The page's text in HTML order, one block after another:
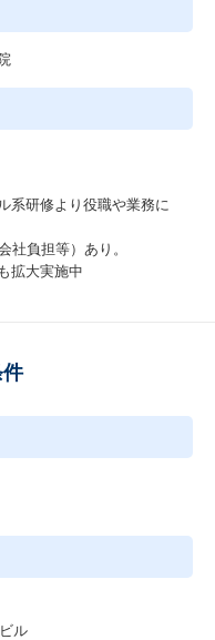
系研修より役職や業務に
社負担等）あり。
拡大実施中
ル